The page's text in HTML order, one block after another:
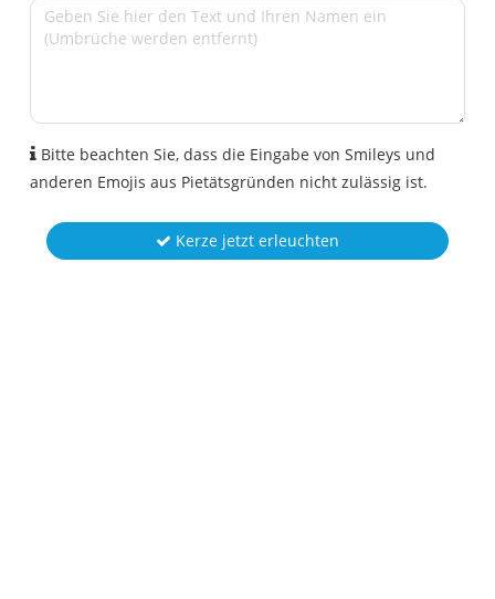
Bitte beachten Sie, dass die Eingabe von Smileys und
anderen Emojis aus Pietätsgründen nicht zulässig ist.
Kerze jetzt erleuchten